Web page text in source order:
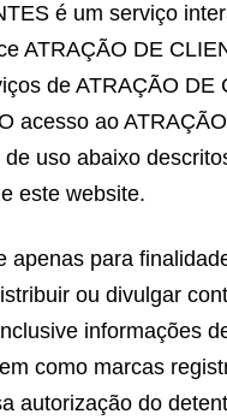
é um serviço
ATRAÇÃO DE
de ATRAÇÃO
acesso ao
uso abaixo
este website.
apenas para
ou divulgar
informações
como marcas
autorização do